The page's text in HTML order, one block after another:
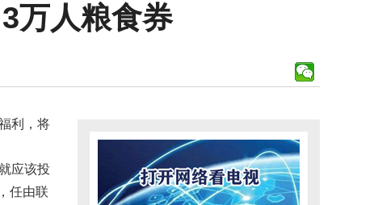
万人粮食券
利，将
应该投
任由联